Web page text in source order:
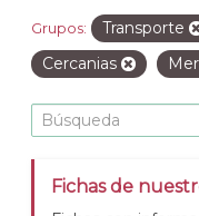
Grupos: Transporte
Cercanias
Fichas de